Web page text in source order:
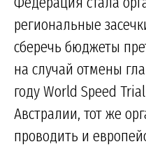
региональные
сберечь бюджеты
на случай отмены
году World Speed
Австралии, тот же
проводить и